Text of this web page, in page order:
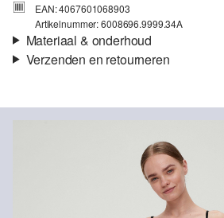
EAN: 4067601068903
Artikelnummer: 6008696.9999.34A
Materiaal & onderhoud
Verzenden en retourneren
Je kunt je artikelen binnen 14 dagen